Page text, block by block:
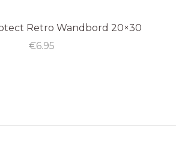
Retro Wandbord 20×30
€6.95